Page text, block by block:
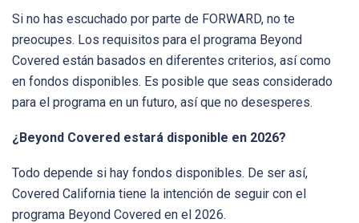
Si no has escuchado por parte de FORWARD, no te
preocupes. Los requisitos para el programa Beyond
Covered están basados en diferentes criterios, así como
en fondos disponibles. Es posible que seas considerado
para el programa en un futuro, así que no desesperes.
¿Beyond Covered estará disponible en 2026?
Todo depende si hay fondos disponibles. De ser así,
Covered California tiene la intención de seguir con el
programa Beyond Covered en el 2026.